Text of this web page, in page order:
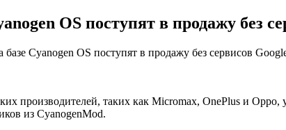
OS поступят в продажу без
базе Cyanogen OS поступят в продажу без сервисов
производителей, таких как Micromax, OnePlus и
из CyanogenMod.